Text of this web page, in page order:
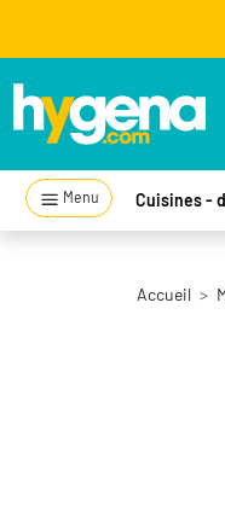
Menu Cuisines -
Accueil